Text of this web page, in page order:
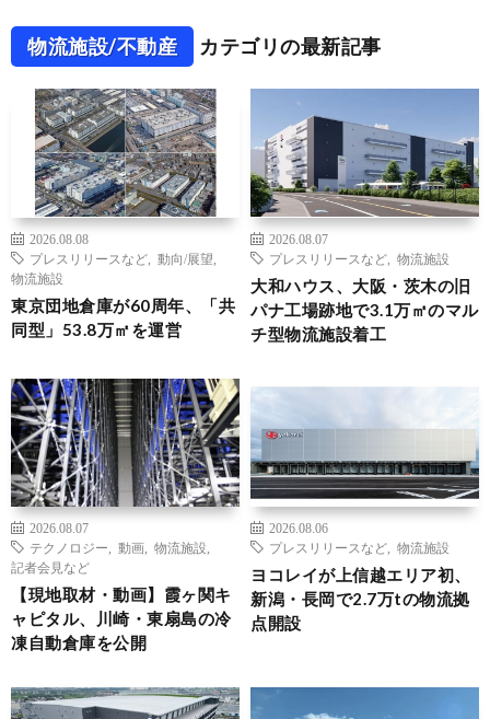
物流施設/不動産 カテゴリの最新記事
2026.08.08
プレスリリースなど
動向/展望
物流施設
東京団地倉庫が60周年、「共
同型」53.8万㎡を運営
2026.08.07
プレスリリースなど
物流施設
大和ハウス、大阪・茨木の旧
パナ工場跡地で3.1万㎡のマル
チ型物流施設着工
2026.08.07
テクノロジー
動画 物流施設
記者会見など
【現地取材・動画】霞ヶ関キ
ャピタル、川崎・東扇島の冷
凍自動倉庫を公開
2026.08.06
プレスリリースなど
物流施設
ヨコレイが上信越エリア初、
新潟・長岡で2.7万tの物流拠
点開設